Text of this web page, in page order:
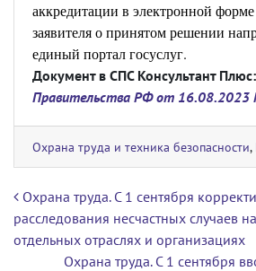
аккредитации в электронной
заявителя о принятом решении
единый портал госуслуг.
Документ в СПС Консультант Плюс:
Правительства РФ от 16.08.2023
Охрана труда и техника безопасности,
Навигация по записям
Охрана труда. С 1 сентября
расследования несчастных случаев
отдельных отраслях и организациях
Охрана труда. С 1 сентября